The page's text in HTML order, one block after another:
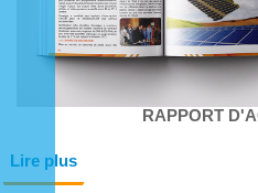
RAPPORT
Lire plus